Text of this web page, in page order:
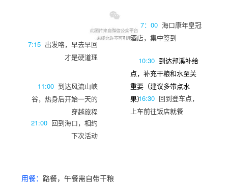
7:15 出发咯，早去早回
才是硬道理
11:00 到达风流山峡
谷，热身后开始一天的
穿越旅程
21:00 回到海口，相约
下次活动
7：00海口康年皇冠
酒店，集中签到
10:30 到达邦溪补给
点，补充干粮和水至关
重要（建议多带点水
果）
16:30 回到登车点，
上车前往饭店就餐
用餐： 路餐，午餐需自带干粮